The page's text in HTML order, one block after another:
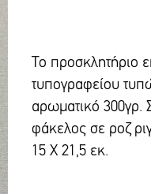
Το προσκλητήριο
τυπογραφείου
αρωματικό 300γρ.
φάκελος σε ροζ
15 Χ 21,5 εκ.